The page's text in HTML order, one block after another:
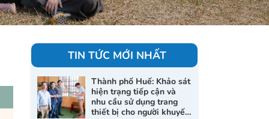
TIN TỨC MỚI NHẤT
Thành phố Huế: Khảo sát
hiện trạng tiếp cận và
nhu cầu sử dụng trang
thiết bị cho người khuyết